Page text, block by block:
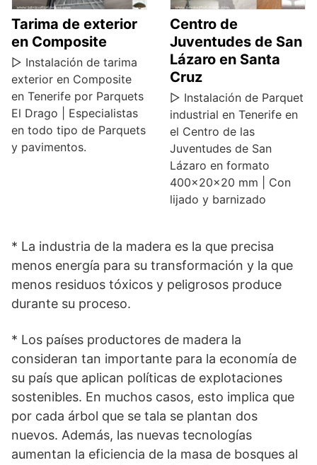
Tarima de exterior
en Composite
▷ Instalación de tarima
exterior en Composite
en Tenerife por Parquets
El Drago | Especialistas
en todo tipo de Parquets
y pavimentos.
Centro de
Juventudes de San
Lázaro en Santa
Cruz
▷ Instalación de Parquet
industrial en Tenerife en
el Centro de las
Juventudes de San
Lázaro en formato
400x20x20 mm | Con
lijado y barnizado
* La industria de la madera es la que precisa
menos energía para su transformación y la que
menos residuos tóxicos y peligrosos produce
durante su proceso.
* Los países productores de madera la
consideran tan importante para la economía de
su país que aplican políticas de explotaciones
sostenibles. En muchos casos, esto implica que
por cada árbol que se tala se plantan dos
nuevos. Además, las nuevas tecnologías
aumentan la eficiencia de la masa de bosques al